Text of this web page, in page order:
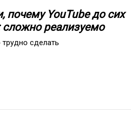
почему YouTube до сих
сложно реализуемо
сделать